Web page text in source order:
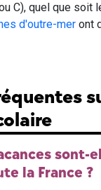
C), quel que soit
d'outre-mer ont
sont-
la France ?